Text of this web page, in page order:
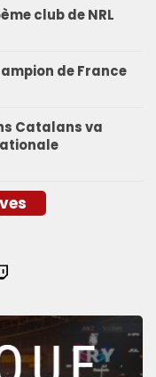
club de NRL
de France
Catalans va